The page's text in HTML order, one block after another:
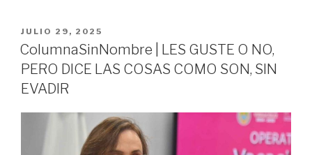
c
e
b
o
o
k
tt
er
s
A
p
p
ar
PUBLICADO
EN
JULIO 29, 2025
ColumnaSinNombre | LES GUSTE O NO,
PERO DICE LAS COSAS COMO SON, SIN
EVADIR